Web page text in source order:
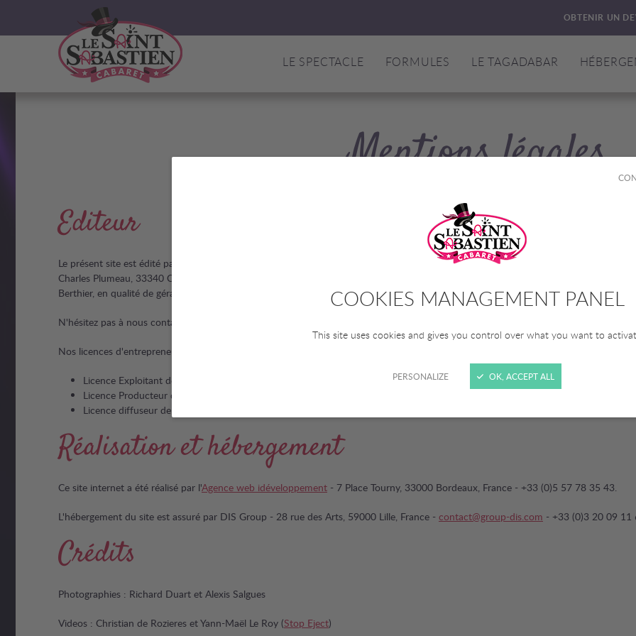
COOKIES MANAGEMENT PANEL
This site uses cookies and gives you control over what you want to
PERSONALIZE OK, ACCEPT ALL
LE SPECTACLE FORMULES LE TAGADABAR
OBTENIR UN
Mentions légales
Editeur
Le présent site est édité par LE SAINT SABASTIEN, SARL au capital de 50.000 € - SIRET 479 144 073 00018 - R.C.S. Bordeaux -
Charles Plumeau, 33340 Couquèques, France. La société est responsable des traitements effectués sur les données personnelles
Berthier, en qualité de gérant.
N'hésitez pas à nous contacter pour toute information ou conseil au 05 56 41 38 65 (prix d’un appel local) ou par e-mail :
Nos licences d'entrepreneur du spectacle :
Licence Exploitant de salle 1-1028015
Licence Producteur de spectacle 2-1028016
Licence diffuseur de spectacle 3-1028017
Réalisation et hébergement
Ce site internet a été réalisé par l'Agence web idéveloppement - 7 Place Tourny, 33000 Bordeaux, France - +33 (0)5 57 78 35 43.
L'hébergement du site est assuré par DIS Group - 28 rue des Arts, 59000 Lille, France - contact@group-dis.com - +33 (0)3 20 09 11
Crédits
Photographies : Richard Duart et Alexis Salgues
Videos : Christian de Rozieres et Yann-Maël Le Roy (Stop Eject)